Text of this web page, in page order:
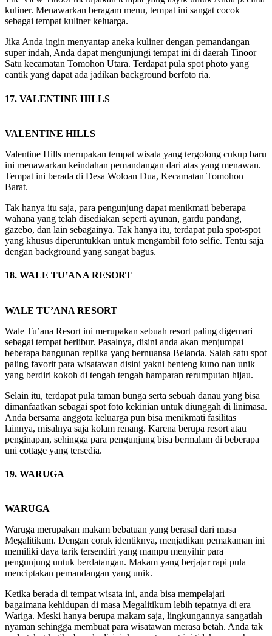
kuliner. Menawarkan beragam menu, tempat ini sangat cocok
sebagai tempat kuliner keluarga.
Jika Anda ingin menyantap aneka kuliner dengan pemandangan
super indah, Anda dapat mengunjungi tempat ini di daerah Tinoor
Satu kecamatan Tomohon Utara. Terdapat pula spot photo yang
cantik yang dapat ada jadikan background berfoto ria.
17. VALENTINE HILLS
VALENTINE HILLS
Valentine Hills merupakan tempat wisata yang tergolong cukup baru
ini menawarkan keindahan pemandangan dari atas yang menawan.
Tempat ini berada di Desa Woloan Dua, Kecamatan Tomohon
Barat.
Tak hanya itu saja, para pengunjung dapat menikmati beberapa
wahana yang telah disediakan seperti ayunan, gardu pandang,
gazebo, dan lain sebagainya. Tak hanya itu, terdapat pula spot-spot
yang khusus diperuntukkan untuk mengambil foto selfie. Tentu saja
dengan background yang sangat bagus.
18. WALE TU’ANA RESORT
WALE TU’ANA RESORT
Wale Tu’ana Resort ini merupakan sebuah resort paling digemari
sebagai tempat berlibur. Pasalnya, disini anda akan menjumpai
beberapa bangunan replika yang bernuansa Belanda. Salah satu spot
paling favorit para wisatawan disini yakni benteng kuno nan unik
yang berdiri kokoh di tengah tengah hamparan rerumputan hijau.
Selain itu, terdapat pula taman bunga serta sebuah danau yang bisa
dimanfaatkan sebagai spot foto kekinian untuk diunggah di linimasa.
Anda bersama anggota keluarga pun bisa menikmati fasilitas
lainnya, misalnya saja kolam renang. Karena berupa resort atau
penginapan, sehingga para pengunjung bisa bermalam di beberapa
uni cottage yang tersedia.
19. WARUGA
WARUGA
Waruga merupakan makam bebatuan yang berasal dari masa
Megalitikum. Dengan corak identiknya, menjadikan pemakaman ini
memiliki daya tarik tersendiri yang mampu menyihir para
pengunjung untuk berdatangan. Makam yang berjajar rapi pula
menciptakan pemandangan yang unik.
Ketika berada di tempat wisata ini, anda bisa mempelajari
bagaimana kehidupan di masa Megalitikum lebih tepatnya di era
Wariga. Meski hanya berupa makam saja, lingkungannya sangatlah
nyaman sehingga membuat para wisatawan merasa betah. Anda tak